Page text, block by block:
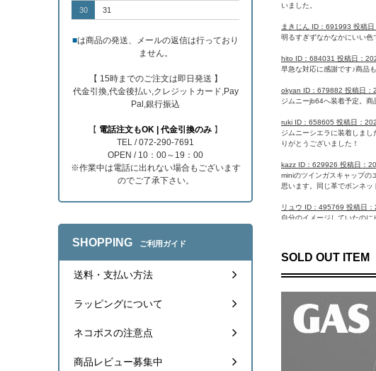
いました。
まきじん ID：691993 投稿
明るすぎずなかなかにいい色
hito ID：684031 投稿日：
早急な対応に感謝です♪商品
okyan ID：679882 投稿日：
ジムニーjb64へ装着予定。商
ruki ID：658605 投稿日：
ジムニーシエラに装着しま
りがとうございました！
kazz ID：629926 投稿日：
miniのツインガスキャップの
思います。同じ革でボンネッ
リュウ ID：495769 投稿日
自分のイメージしていたの
Betty daddy ID：259155 投
商品到着しました。想像通
キタムー ID：250712 投稿
ポールスミス・ミニに装着
まさFL ID：166099 投稿日
SOLD OUT ITEM
30 31
■は商品の発送、メールの返信は行っており
ません。
【 15時までのご注文は即日発送 】
代金引換,代金後払い,クレジットカード,Pay
Pal,銀行振込
【 電話注文もOK | 代金引換のみ 】
TEL / 072-290-7691
OPEN / 10：00～19：00
※作業中は電話に出れない場合もございます
のでご了承下さい。
SHOPPING ご利用ガイド
送料・支払い方法
ラッピングについて
ネコポスの注意点
商品レビュー募集中